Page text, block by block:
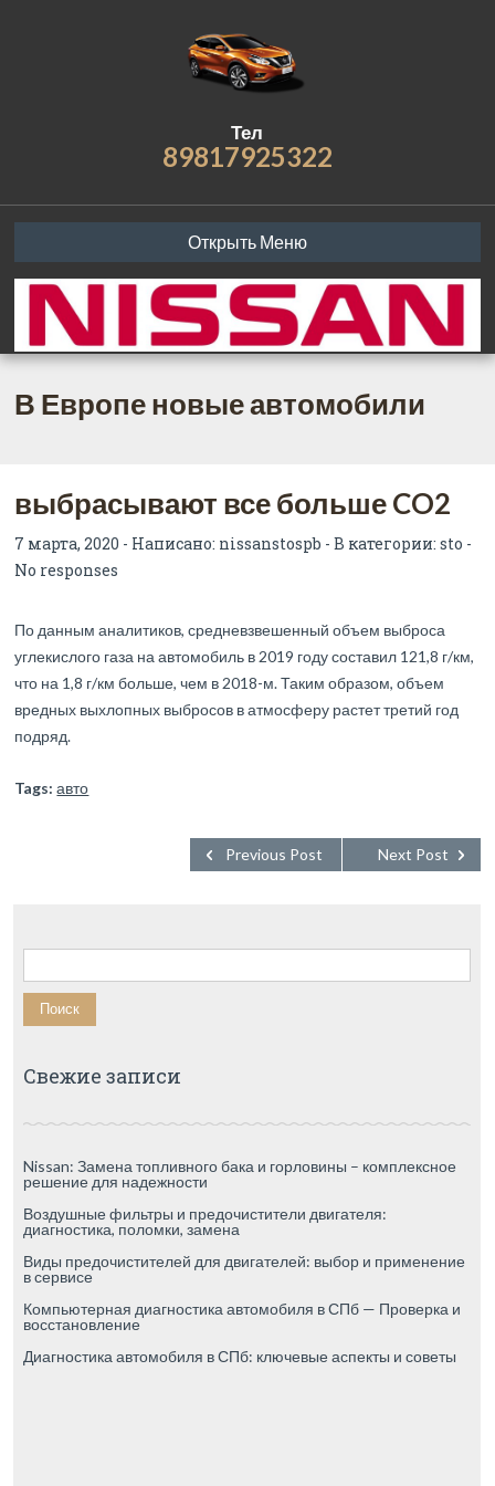
Тел
89817925322
Открыть Меню
В Европе новые автомобили
выбрасывают все больше CO2
7 марта, 2020 - Написано: nissanstospb - В категории:sto -
No responses
По данным аналитиков, средневзвешенный объем выброса
углекислого газа на автомобиль в 2019 году составил 121,8 г/км,
что на 1,8 г/км больше, чем в 2018-м. Таким образом, объем
вредных выхлопных выбросов в атмосферу растет третий год
подряд.
Tags: авто
Next Post
Previous Post
Найти:
Свежие записи
Nissan: Замена топливного бака и горловины – комплексное
решение для надежности
Воздушные фильтры и предочистители двигателя:
диагностика, поломки, замена
Виды предочистителей для двигателей: выбор и применение
в сервисе
Компьютерная диагностика автомобиля в СПб — Проверка и
восстановление
Диагностика автомобиля в СПб: ключевые аспекты и советы